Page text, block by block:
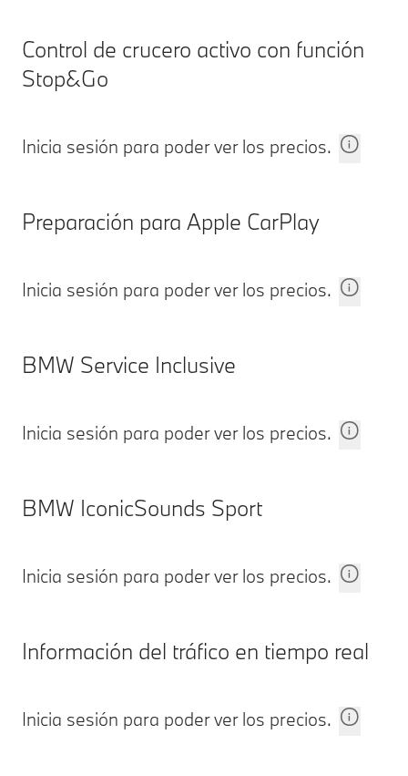
Control de crucero activo con función
Stop&Go
Inicia sesión para poder ver los precios.
Preparación para Apple CarPlay
Inicia sesión para poder ver los precios.
BMW Service Inclusive
Inicia sesión para poder ver los precios.
BMW IconicSounds Sport
Inicia sesión para poder ver los precios.
Información del tráfico en tiempo real
Inicia sesión para poder ver los precios.